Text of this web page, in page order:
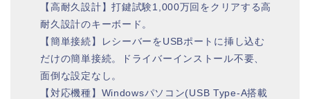
【高耐久設計】打鍵試験1,000万回をクリアする高
耐久設計のキーボード。
【簡単接続】レシーバーをUSBポートに挿し込む
だけの簡単接続。ドライバーインストール不要、
面倒な設定なし。
【対応機種】Windowsパソコン(USB Type-A搭載